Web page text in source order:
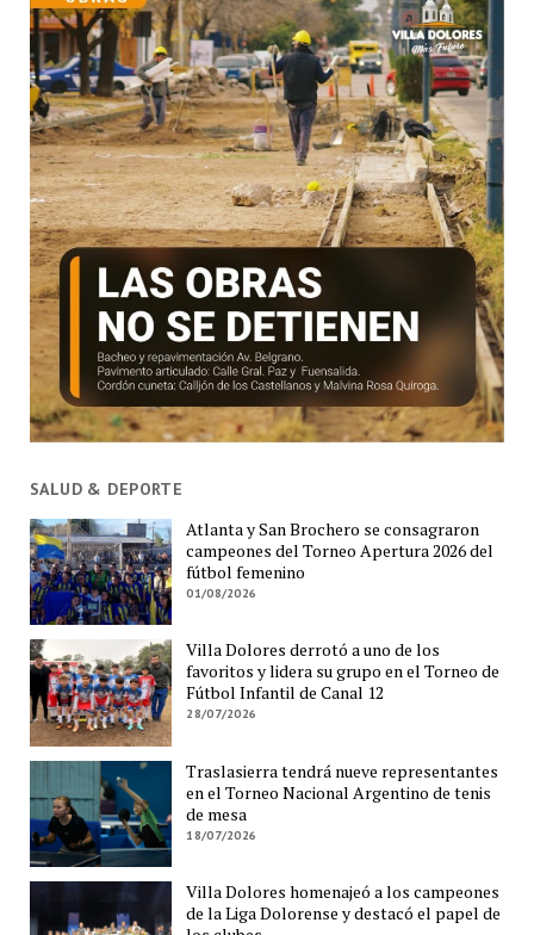
SALUD & DEPORTE
Atlanta y San Brochero se consagraron
campeones del Torneo Apertura 2026 del
fútbol femenino
01/08/2026
Villa Dolores derrotó a uno de los
favoritos y lidera su grupo en el Torneo de
Fútbol Infantil de Canal 12
28/07/2026
Traslasierra tendrá nueve representantes
en el Torneo Nacional Argentino de tenis
de mesa
18/07/2026
Villa Dolores homenajeó a los campeones
de la Liga Dolorense y destacó el papel de